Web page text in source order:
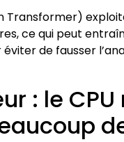
Transformer)
ce qui peut
éviter de fausser
: le